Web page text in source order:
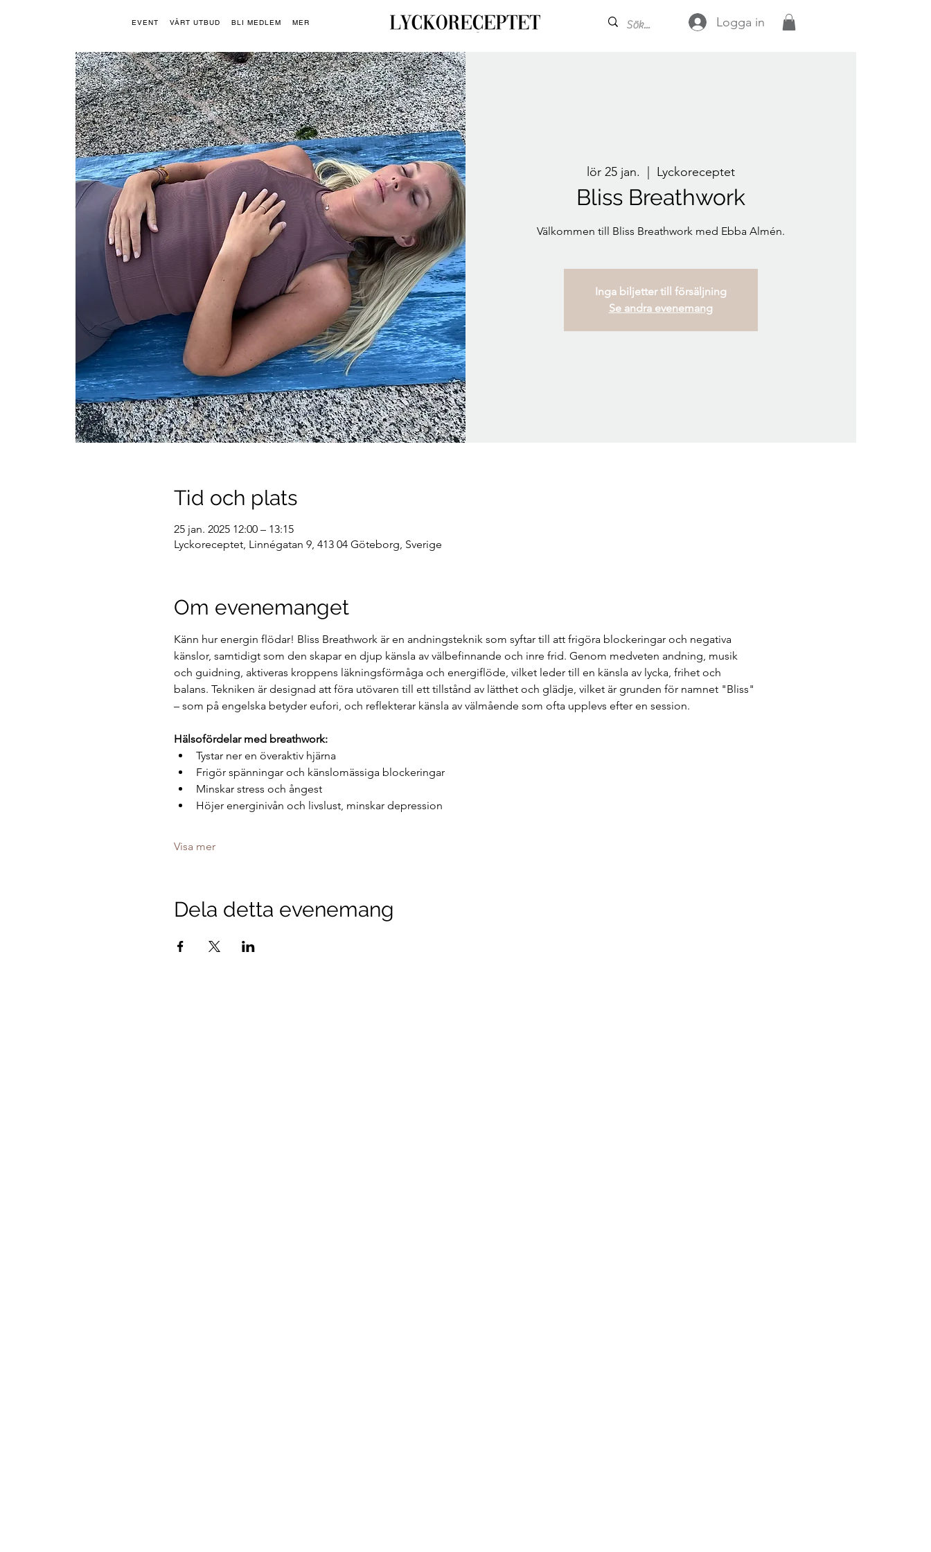
EVENT VÅRT UTBUD BLI MEDLEM MER Logga in
lör 25 jan. Lyckoreceptet
Bliss Breathwork
Välkommen till Bliss Breathwork med Ebba Almén.
Inga biljetter till försäljning
Se andra evenemang
Tid och plats
25 jan. 2025 12:00 – 13:15
Lyckoreceptet, Linnégatan 9, 413 04 Göteborg, Sverige
Om evenemanget
Känn hur energin flödar! Bliss Breathwork är en andningsteknik som syftar till att frigöra blockeringar och negativa
känslor, samtidigt som den skapar en djup känsla av välbefinnande och inre frid. Genom medveten andning, musik
och guidning, aktiveras kroppens läkningsförmåga och energiflöde, vilket leder till en känsla av lycka, frihet och
balans. Tekniken är designad att föra utövaren till ett tillstånd av lätthet och glädje, vilket är grunden för namnet "Bliss"
– som på engelska betyder eufori, och reflekterar känsla av välmående som ofta upplevs efter en session.
Hälsofördelar med breathwork:
Tystar ner en överaktiv hjärna
Frigör spänningar och känslomässiga blockeringar
Minskar stress och ångest
Höjer energinivån och livslust, minskar depression
Visa mer
Dela detta evenemang